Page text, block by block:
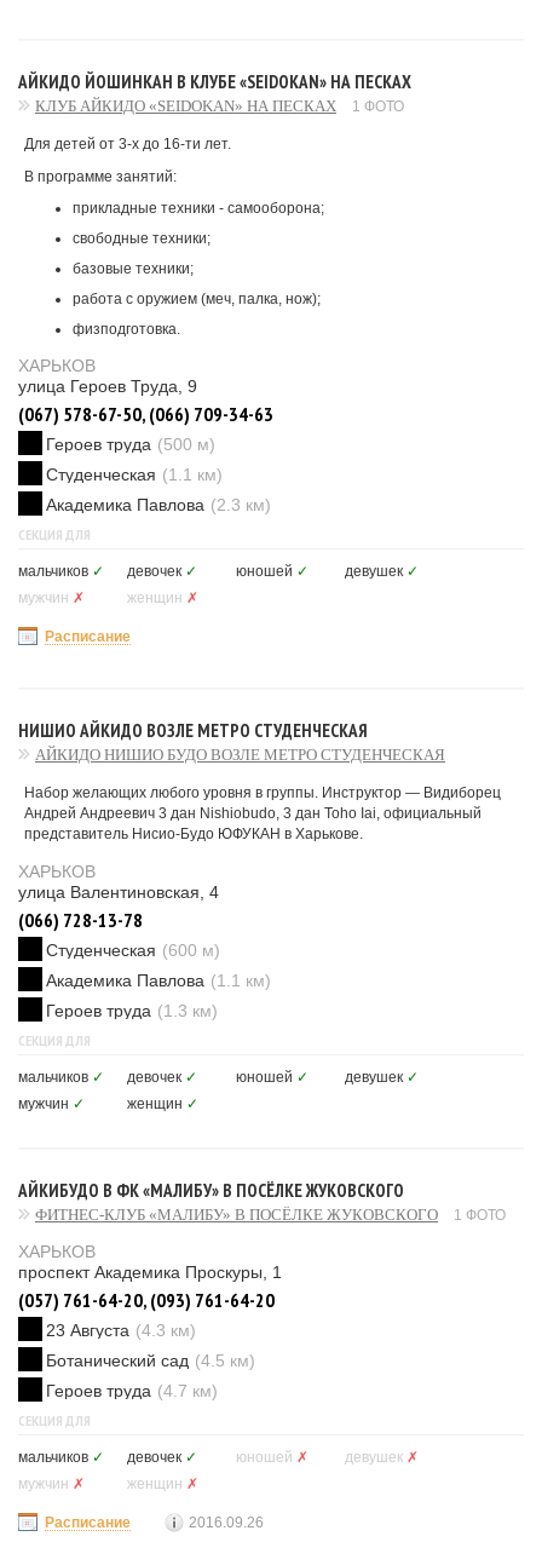
АЙКИДО ЙОШИНКАН В КЛУБЕ «SEIDOKAN» НА ПЕСКАХ
КЛУБ АЙКИДО «SEIDOKAN» НА ПЕСКАХ 1 ФОТО
Для детей от 3-х до 16-ти лет.
В программе занятий:
прикладные техники - самооборона;
свободные техники;
базовые техники;
работа с оружием (меч, палка, нож);
физподготовка.
ХАРЬКОВ
улица Героев Труда, 9
(067) 578-67-50, (066) 709-34-63
Героев труда (500 м)
Студенческая (1.1 км)
Академика Павлова (2.3 км)
СЕКЦИЯ ДЛЯ
мальчиков ✓ девочек ✓ юношей ✓ девушек ✓
мужчин ✗ женщин ✗
Расписание
НИШИО АЙКИДО ВОЗЛЕ МЕТРО СТУДЕНЧЕСКАЯ
АЙКИДО НИШИО БУДО ВОЗЛЕ МЕТРО СТУДЕНЧЕСКАЯ
Набор желающих любого уровня в группы. Инструктор — Видиборец
Андрей Андреевич 3 дан Nishiobudo, 3 дан Toho Iai, официальный
представитель Нисио-Будо ЮФУКАН в Харькове.
ХАРЬКОВ
улица Валентиновская, 4
(066) 728-13-78
Студенческая (600 м)
Академика Павлова (1.1 км)
Героев труда (1.3 км)
СЕКЦИЯ ДЛЯ
мальчиков ✓ девочек ✓ юношей ✓ девушек ✓
мужчин ✓ женщин ✓
АЙКИБУДО В ФК «МАЛИБУ» В ПОСЁЛКЕ ЖУКОВСКОГО
ФИТНЕС-КЛУБ «МАЛИБУ» В ПОСЁЛКЕ ЖУКОВСКОГО 1 ФОТО
ХАРЬКОВ
проспект Академика Проскуры, 1
(057) 761-64-20, (093) 761-64-20
23 Августа (4.3 км)
Ботанический сад (4.5 км)
Героев труда (4.7 км)
СЕКЦИЯ ДЛЯ
мальчиков ✓ девочек ✓ юношей ✗ девушек ✗
мужчин ✗ женщин ✗
Расписание 2016.09.26